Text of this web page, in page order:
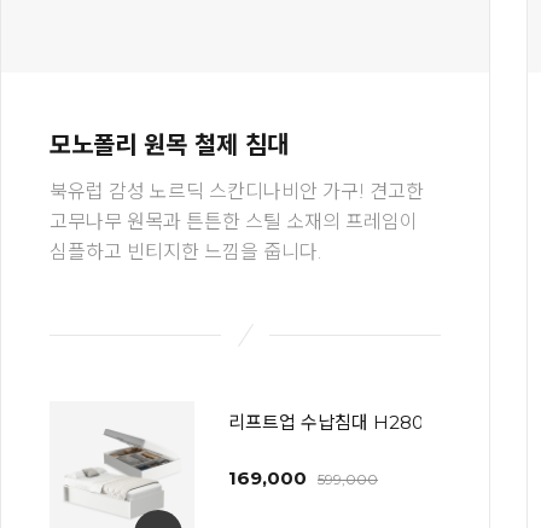
모노폴리 원목 철제 침대
북유럽 감성 노르딕 스칸디나비안 가구! 견고한
고무나무 원목과 튼튼한 스틸 소재의 프레임이
심플하고 빈티지한 느낌을 줍니다.
리프트업 수납침대 H280~600 프레임
169,000 599,000